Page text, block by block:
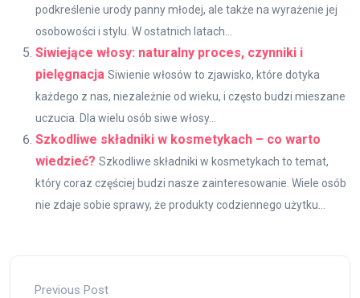
podkreślenie urody panny młodej, ale także na wyrażenie jej
osobowości i stylu. W ostatnich latach...
Siwiejące włosy: naturalny proces, czynniki i
pielęgnacja Siwienie włosów to zjawisko, które dotyka
każdego z nas, niezależnie od wieku, i często budzi mieszane
uczucia. Dla wielu osób siwe włosy...
Szkodliwe składniki w kosmetykach – co warto
wiedzieć? Szkodliwe składniki w kosmetykach to temat,
który coraz częściej budzi nasze zainteresowanie. Wiele osób
nie zdaje sobie sprawy, że produkty codziennego użytku...
Previous Post